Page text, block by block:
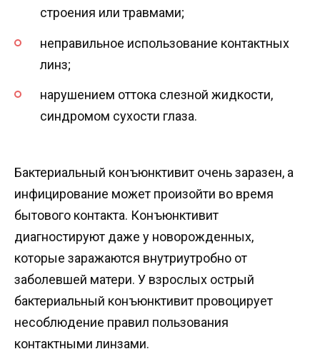
строения или травмами;
неправильное использование контактных
линз;
нарушением оттока слезной жидкости,
синдромом сухости глаза.
Бактериальный конъюнктивит очень заразен, а
инфицирование может произойти во время
бытового контакта. Конъюнктивит
диагностируют даже у новорожденных,
которые заражаются внутриутробно от
заболевшей матери. У взрослых острый
бактериальный конъюнктивит провоцирует
несоблюдение правил пользования
контактными линзами.